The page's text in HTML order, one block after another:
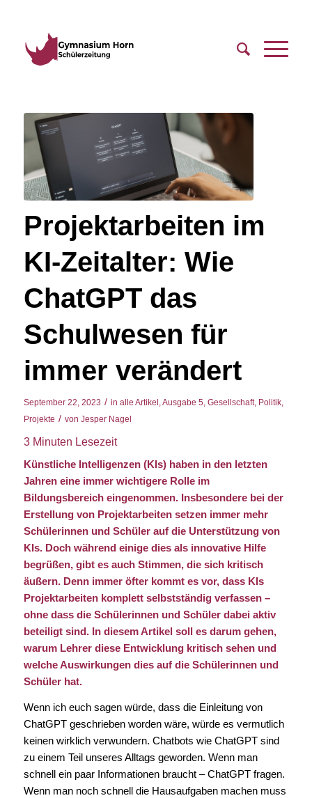
Projektarbeiten im
KI-Zeitalter: Wie
ChatGPT das
Schulwesen für
immer verändert
September 22, 2023 / in alle Artikel Ausgabe 5 Gesellschaft, Politik,
Projekte / von Jesper Nagel
3Minuten Lesezeit
Künstliche Intelligenzen (KIs) haben in den letzten
Jahren eine immer wichtigere Rolle im
Bildungsbereich eingenommen. Insbesondere bei der
Erstellung von Projektarbeiten setzen immer mehr
Schülerinnen und Schüler auf die Unterstützung von
KIs. Doch während einige dies als innovative Hilfe
begrüßen, gibt es auch Stimmen, die sich kritisch
äußern. Denn immer öfter kommt es vor, dass KIs
Projektarbeiten komplett selbstständig verfassen –
ohne dass die Schülerinnen und Schüler dabei aktiv
beteiligt sind. In diesem Artikel soll es darum gehen,
warum Lehrer diese Entwicklung kritisch sehen und
welche Auswirkungen dies auf die Schülerinnen und
Schüler hat.
Wenn ich euch sagen würde, dass die Einleitung von
ChatGPT geschrieben worden wäre, würde es vermutlich
keinen wirklich verwundern. Chatbots wie ChatGPT sind
zu einem Teil unseres Alltags geworden. Wenn man
schnell ein paar Informationen braucht – ChatGPT fragen.
Wenn man noch schnell die Hausaufgaben machen muss